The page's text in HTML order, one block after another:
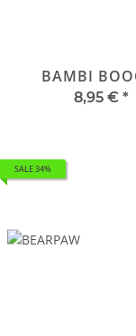
BAMBI
8,95 € *
SALE 34%